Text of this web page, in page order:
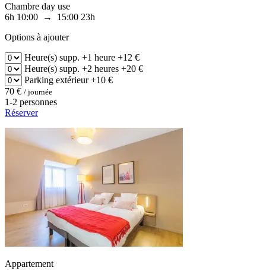
Chambre day use
6h 10:00 → 15:00 23h
Options à ajouter
Heure(s) supp. +1 heure +12 €
Heure(s) supp. +2 heures +20 €
Parking extérieur+10 €
70 € / journée
1-2 personnes
Réserver
Appartement